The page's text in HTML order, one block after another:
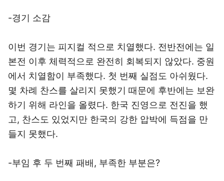
-경기 소감
이번 경기는 피지컬 적으로 치열했다. 전반전에는 일
본전 이후 체력적으로 완전히 회복되지 않았다. 중원
에서 치열함이 부족했다. 첫 번째 실점도 아쉬웠다.
몇 차례 찬스를 살리지 못했기 때문에 후반에는 보완
하기 위해 라인을 올렸다. 한국 진영으로 전진을 했
고, 찬스도 있었지만 한국의 강한 압박에 득점을 만
들지 못했다.
-부임 후 두 번째 패배, 부족한 부분은?